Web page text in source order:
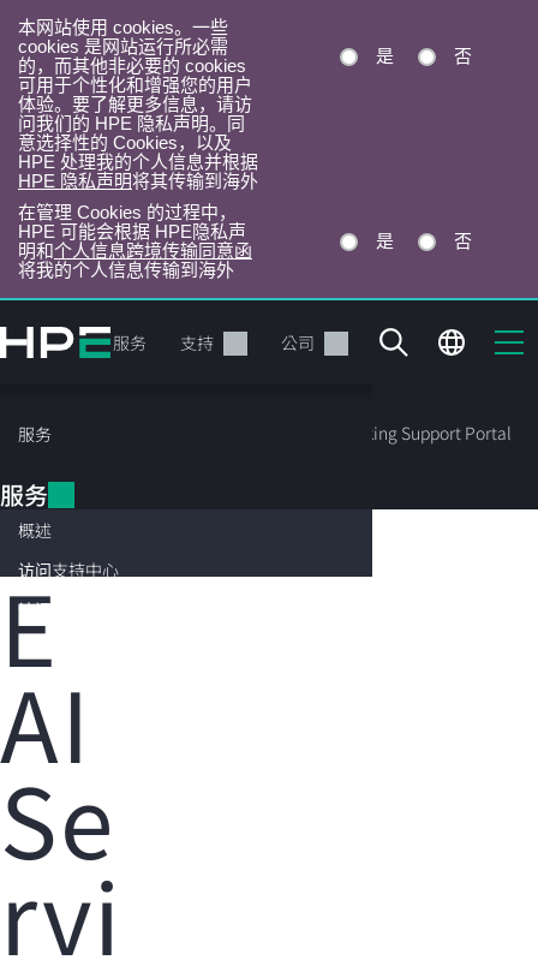
本网站使用 cookies。一些
cookies 是网站运行所必需
的，而其他非必要的 cookies
可用于个性化和增强您的用户
体验。要了解更多信息，请访
问我们的 HPE 隐私声明。同
意选择性的 Cookies，以及
HPE 处理我的个人信息并根据
HPE 隐私声明将其传输到海外
是 否
在管理 Cookies 的过程中，
HPE 可能会根据 HPE隐私声
明和个人信息跨境传输同意函
将我的个人信息传输到海外
是 否
转
到
目
录
产品 服务 支持 公司
服务
服
务
述 访问 HPE Networking Support Portal
概述
访问支持中心
访问 HPE Networking Support
服务
HP
E
AI
Se
rvi